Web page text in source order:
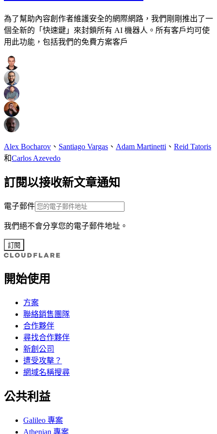
為了幫助內容創作者維護安全的網際網路，我們剛剛推出了一
個全新的「快速鍵」來封鎖所有 AI 機器人。所有客戶均可使
用此功能，包括我們的免費方案客戶
Alex Bocharov 、 Santiago Vargas 、 Adam Martinetti 、 Reid Tatoris
和Carlos Azevedo
訂閱以接收新文章通知
電子郵件
我們絕不會分享您的電子郵件地址。
訂閱
開始使用
方案
聯絡銷售團隊
合作夥伴
尋找合作夥伴
新創公司
遭受攻擊？
網域名稱搜尋
公共利益
Galileo 專案
Athenian 專案